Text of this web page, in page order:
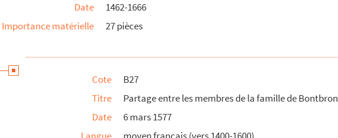
Date
1462-1666
Importance matérielle
27 pièces
Cote
B27
Titre
Partage entre les membres de la famille de Bontbron
Date
6 mars 1577